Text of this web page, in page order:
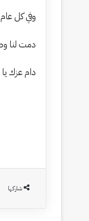
وفي كل
دمت لنا
دام عزك
شاركها